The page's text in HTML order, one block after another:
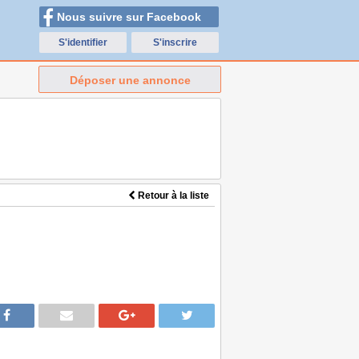
Nous suivre sur Facebook
S'identifier S'inscrire
Déposer une annonce
Retour à la liste